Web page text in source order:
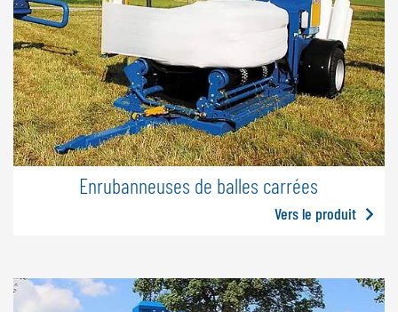
Enrubanneuses de balles carrées
Vers le produit